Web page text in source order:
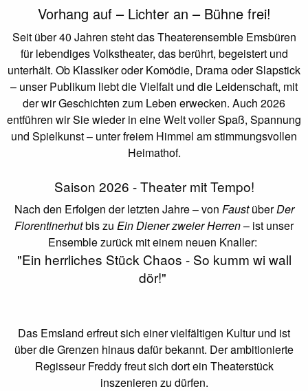
Vorhang auf – Lichter an – Bühne frei!
Seit über 40 Jahren steht das Theaterensemble Emsbüren
für lebendiges Volkstheater, das berührt, begeistert und
unterhält. Ob Klassiker oder Komödie, Drama oder Slapstick
– unser Publikum liebt die Vielfalt und die Leidenschaft, mit
der wir Geschichten zum Leben erwecken. Auch 2026
entführen wir Sie wieder in eine Welt voller Spaß, Spannung
und Spielkunst – unter freiem Himmel am stimmungsvollen
Heimathof.
Saison 2026 - Theater mit Tempo!
Nach den Erfolgen der letzten Jahre – von FaustüberDer
Florentinerhutbis zu Ein Diener zweier Herren– ist unser
Ensemble zurück mit einem neuen Knaller:
"Ein herrliches Stück Chaos - So kumm wi wall
dör!"
Das Emsland erfreut sich einer vielfältigen Kultur und ist
über die Grenzen hinaus dafür bekannt. Der ambitionierte
Regisseur Freddy freut sich dort ein Theaterstück
inszenieren zu dürfen.